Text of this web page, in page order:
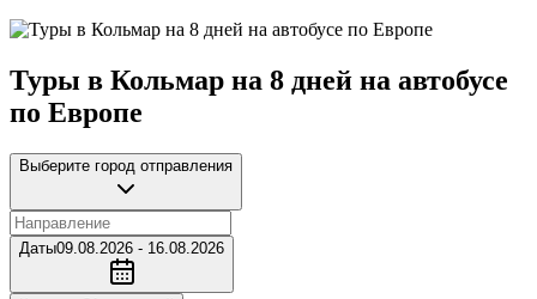
Туры в Кольмар на 8 дней на автобусе
по Европе
Выберите город отправления
Даты09.08.2026 - 16.08.2026